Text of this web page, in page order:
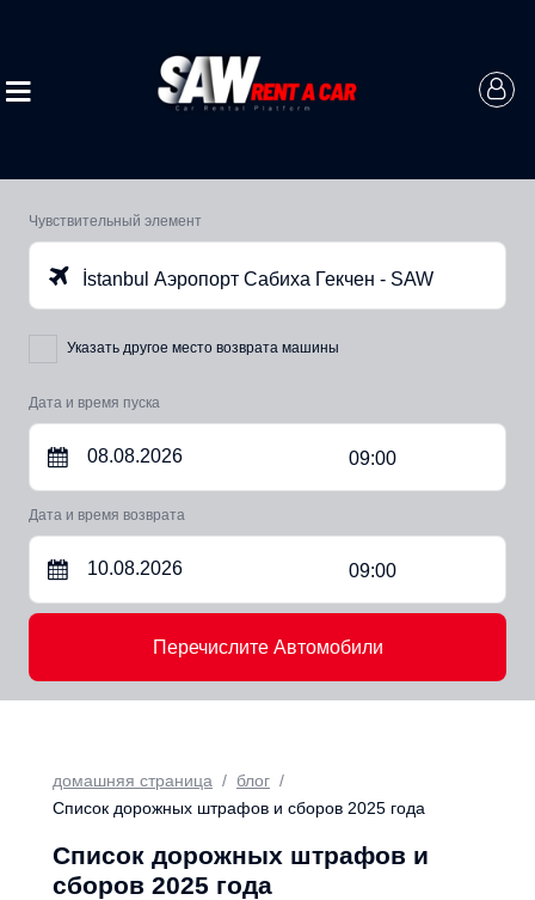
Чувствительный элемент
İstanbul Аэропорт Сабиха Гекчен - SAW
Указать другое место возврата машины
Дата и время пуска
09:00
Дата и время возврата
09:00
Перечислите Автомобили
домашняя страница
блог
Список дорожных штрафов и сборов 2025 года
Список дорожных штрафов и
сборов 2025 года